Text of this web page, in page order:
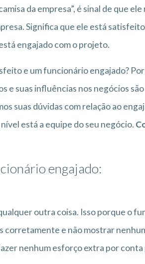
da empresa”, é sinal de que
Significa que ele está satisfeito
engajado com o projeto.
e um funcionário engajado? Por
e suas influências nos negócios são
suas dúvidas com relação ao
está a equipe do seu negócio.
engajado:
outra coisa. Isso porque o
corretamente e não mostrar
nenhum esforço extra por